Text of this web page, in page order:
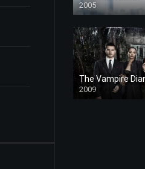
2005
The Vampire
2009